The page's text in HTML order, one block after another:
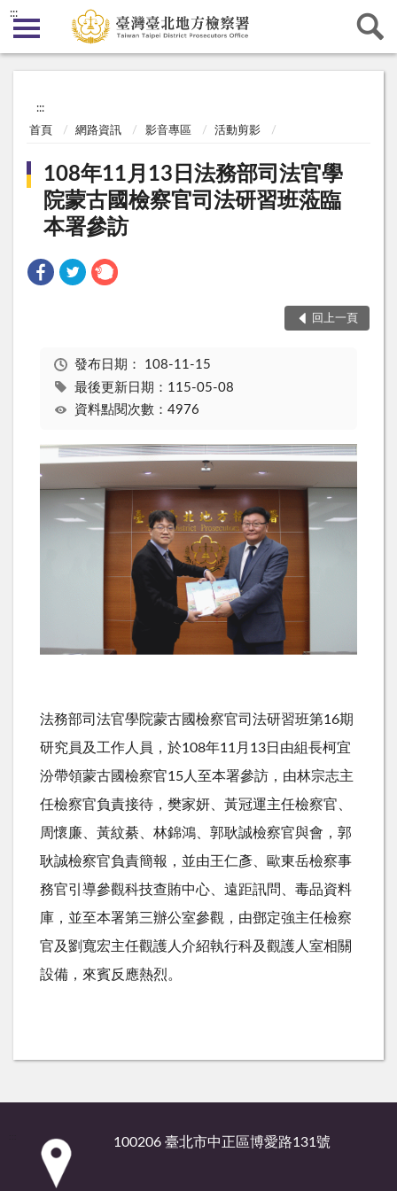
:::
:::
首頁 網路資訊 影音專區 活動剪影
108年11月13日法務部司法官學
院蒙古國檢察官司法研習班蒞臨
本署參訪
回上一頁
發布日期： 108-11-15
最後更新日期：115-05-08
資料點閱次數：4976
法務部司法官學院蒙古國檢察官司法研習班第16期
研究員及工作人員，於108年11月13日由組長柯宜
汾帶領蒙古國檢察官15人至本署參訪，由林宗志主
任檢察官負責接待，樊家妍、黃冠運主任檢察官、
周懷廉、黃紋綦、林錦鴻、郭耿誠檢察官與會，郭
耿誠檢察官負責簡報，並由王仁彥、歐東岳檢察事
務官引導參觀科技查賄中心、遠距訊問、毒品資料
庫，並至本署第三辦公室參觀，由鄧定強主任檢察
官及劉寬宏主任觀護人介紹執行科及觀護人室相關
設備，來賓反應熱烈。
100206 臺北市中正區博愛路131號